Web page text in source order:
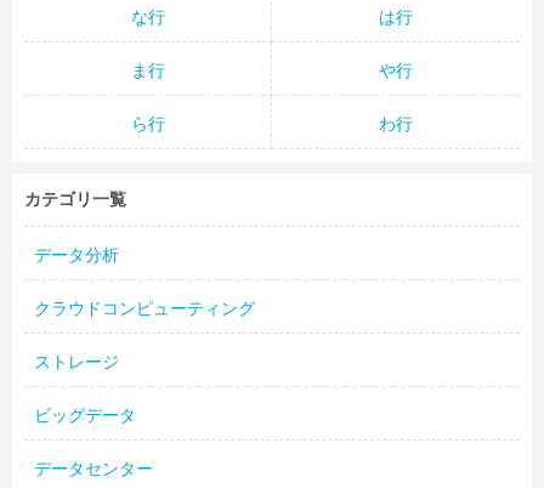
な行 は行
ま行 や行
ら行 わ行
カテゴリ一覧
データ分析
クラウドコンピューティング
ストレージ
ビッグデータ
データセンター